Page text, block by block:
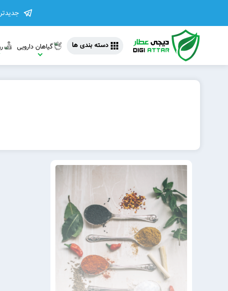
دسته بندی ها گیاهان دارویی